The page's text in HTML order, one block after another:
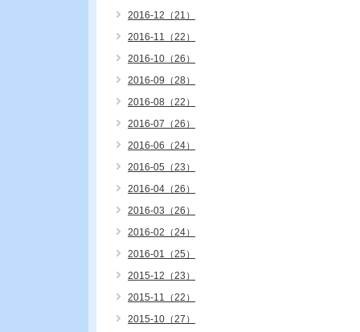
2016-12（21）
2016-11（22）
2016-10（26）
2016-09（28）
2016-08（22）
2016-07（26）
2016-06（24）
2016-05（23）
2016-04（26）
2016-03（26）
2016-02（24）
2016-01（25）
2015-12（23）
2015-11（22）
2015-10（27）